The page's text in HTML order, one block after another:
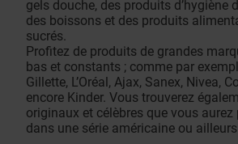
gels douche, des produits d’hygiène
des boissons et des produits
sucrés.
Profitez de produits de grandes
bas et constants ; comme par
Gillette, L’Oréal, Ajax, Sanex, Nivea,
encore Kinder. Vous trouverez
originaux et célèbres que vous aurez
dans une série américaine ou